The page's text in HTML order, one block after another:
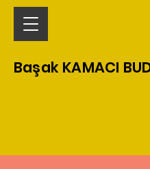
Başak KAMACI